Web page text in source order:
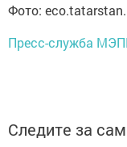
Фото:
Пресс-служба
Следите за